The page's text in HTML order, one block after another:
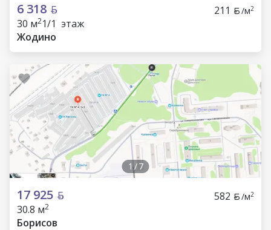
6 318 211 /м2
30 м21/1 этаж
Жодино
1/7
17 925 582 /м2
30.8 м2
Борисов